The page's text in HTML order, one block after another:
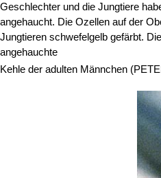
Geschlechter und die Jungtiere
angehaucht. Die Ozellen auf der
Jungtieren schwefelgelb gefärbt.
angehauchte
Kehle der adulten Männchen